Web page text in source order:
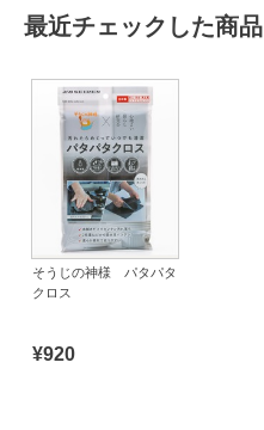
最近チェックした商品
そうじの神様 パタパタ
クロス
¥920